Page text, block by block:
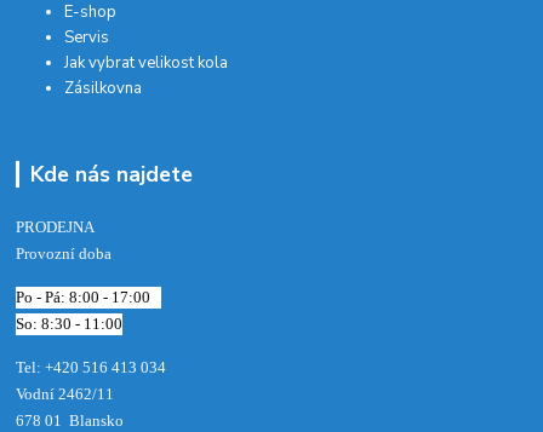
E-shop
Servis
Jak vybrat velikost kola
Zásilkovna
Kde nás najdete
PRODEJNA
Provozní doba
Po - Pá: 8:00 - 17:00
So: 8:30 - 11:00
Tel: +420 516 413 034‬
Vodní 2462/11
678 01 Blansko